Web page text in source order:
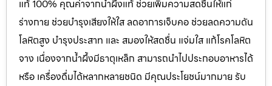
แท้ 100% คุณค่าจากน้ำผึ้งแท้ ช่วยเพิ่มความสดชื่นให้แก่
ร่างกาย ช่วยบำรุงเสียงให้ใส ลดอาการเจ็บคอ ช่วยลดความดัน
โลหิตสูง บำรุงประสาท และ สมองให้สดชื่น แจ่มใส แก้โรคโลหิต
จาง เนื่องจากน้ำผึ้งมีธาตุเหล็ก สามารถนำไปประกอบอาหารได้
หรือ เครื่องดื่มได้หลากหลายชนิด มีคุณประโยชน์มากมาย รับ